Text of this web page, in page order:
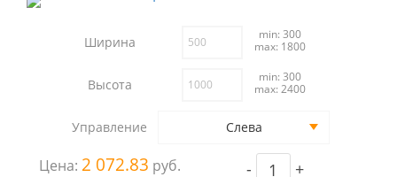
Ширина
min: 300
max: 1800
Высота
min: 300
max: 2400
Управление Слева
Цена: 2 072.83 руб. - +